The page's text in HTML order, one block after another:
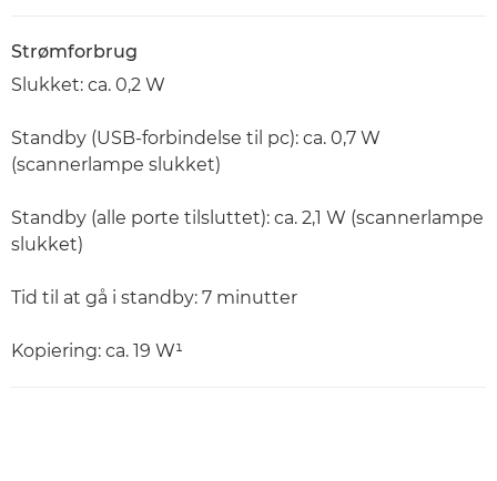
Strømforbrug
Slukket: ca. 0,2 W
Standby (USB-forbindelse til pc): ca. 0,7 W
(scannerlampe slukket)
Standby (alle porte tilsluttet): ca. 2,1 W (scannerlampe
slukket)
Tid til at gå i standby: 7 minutter
Kopiering: ca. 19 W¹